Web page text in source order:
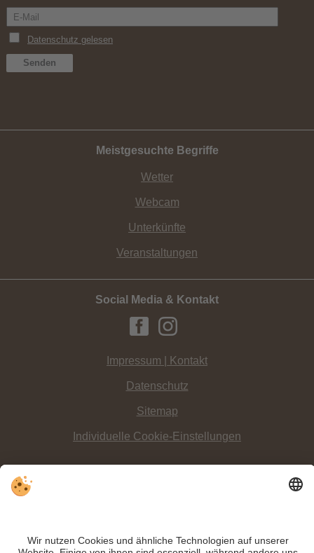
Meistgesuchte Begriffe
Wetter
Webcam
Unterkünfte
Veranstaltungen
Social Media & Kontakt
Impressum | Kontakt
Datenschutz
Sitemap
Individuelle Cookie-Einstellungen
INFO: